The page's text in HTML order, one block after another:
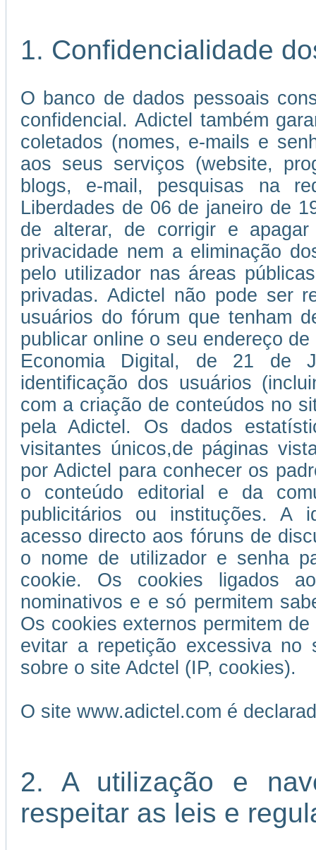
1. Confidencialidade
O banco de dados pessoais
confidencial. Adictel também
coletados (nomes, e-mails e
aos seus serviços (website,
blogs, e-mail, pesquisas na
Liberdades de 06 de janeiro de
de alterar, de corrigir e
privacidade nem a eliminação
pelo utilizador nas áreas
privadas. Adictel não pode ser
usuários do fórum que tenham
publicar online o seu endereço
Economia Digital, de 21 de
identificação dos usuários
com a criação de conteúdos no
pela Adictel. Os dados
visitantes únicos,de páginas
por Adictel para conhecer os
o conteúdo editorial e da
publicitários ou instituções. A
acesso directo aos fóruns de
o nome de utilizador e senha
cookie. Os cookies ligados
nominativos e e só permitem
Os cookies externos permitem
evitar a repetição excessiva no
sobre o site Adctel (IP, cookies).
O site www.adictel.com é
2. A utilização e
respeitar as leis e